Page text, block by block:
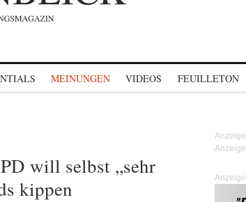
MEINUNGEN VIDEOS FEUILLETON
will selbst „sehr
kippen
Anzeige